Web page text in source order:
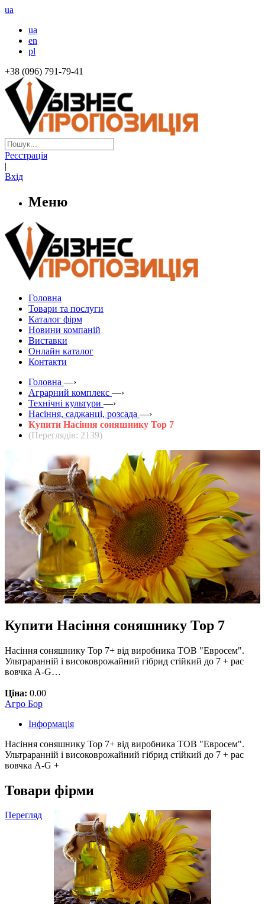
ua
ua
en
pl
+38 (096) 791-79-41
Реєстрація
|
Вхід
Меню
Головна
Товари та послуги
Каталог фірм
Новини компаній
Виставки
Онлайн каталог
Контакти
Головна —›
Аграрний комплекс —›
Технічні культури —›
Насіння, саджанці, розсада —›
Купити Насіння соняшнику Тор 7
(Переглядів: 2139)
Купити Насіння соняшнику Тор 7
Насіння соняшнику Тор 7+ від виробника ТОВ "Евросем".
Ультраранній і високоврожайний гібрид стійкий до 7 + рас
вовчка A-G…
Ціна: 0.00
Агро Бор
Інформація
Насіння соняшнику Тор 7+ від виробника ТОВ "Евросем".
Ультраранній і високоврожайний гібрид стійкий до 7 + рас
вовчка A-G +
Товари фірми
Перегляд